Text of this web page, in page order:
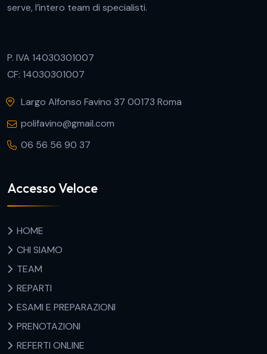
serve, l’intero team di specialisti.
P. IVA 14030301007
CF: 14030301007
Largo Alfonso Favino 37 00173 Roma
polifavino@gmail.com
06 56 56 90 37
Accesso Veloce
HOME
CHI SIAMO
TEAM
REPARTI
ESAMI E PREPARAZIONI
PRENOTAZIONI
REFERTI ONLINE